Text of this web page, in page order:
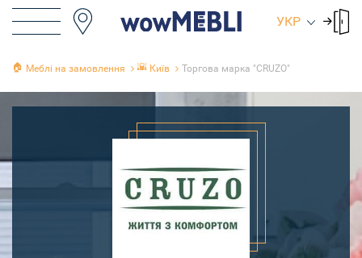
УКР
🏠 Меблі на замовлення 🌇 Київ Торгова марка "CRUZO"